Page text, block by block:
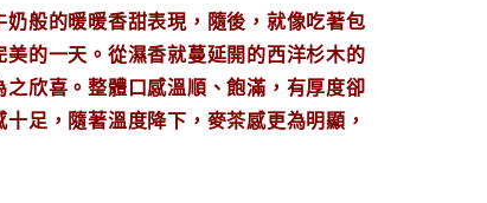
般的暖暖香甜表現，隨後，就像吃著包
的一天。從濕香就蔓延開的西洋杉木的
欣喜。整體口感溫順、飽滿，有厚度卻
足，隨著溫度降下，麥茶感更為明顯，